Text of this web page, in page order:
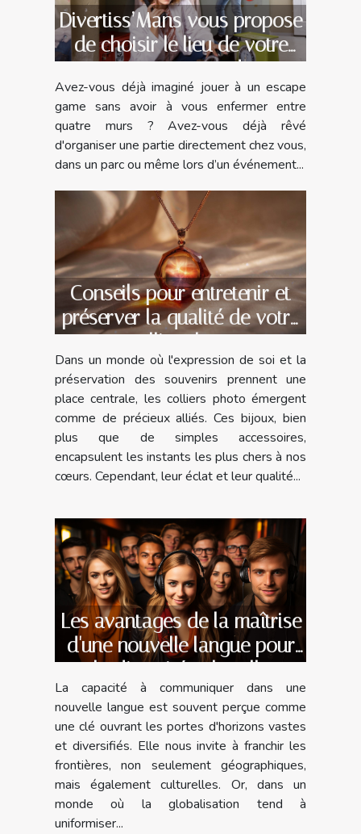
Divertiss’Mans vous propose
de choisir le lieu de votre
escape game !
Avez-vous déjà imaginé jouer à un escape
game sans avoir à vous enfermer entre
quatre murs ? Avez-vous déjà rêvé
d'organiser une partie directement chez vous,
dans un parc ou même lors d’un événement...
Conseils pour entretenir et
préserver la qualité de votre
collier photo
Dans un monde où l'expression de soi et la
préservation des souvenirs prennent une
place centrale, les colliers photo émergent
comme de précieux alliés. Ces bijoux, bien
plus que de simples accessoires,
encapsulent les instants les plus chers à nos
cœurs. Cependant, leur éclat et leur qualité...
Les avantages de la maîtrise
d'une nouvelle langue pour
la diversité culturelle
La capacité à communiquer dans une
nouvelle langue est souvent perçue comme
une clé ouvrant les portes d'horizons vastes
et diversifiés. Elle nous invite à franchir les
frontières, non seulement géographiques,
mais également culturelles. Or, dans un
monde où la globalisation tend à
uniformiser...